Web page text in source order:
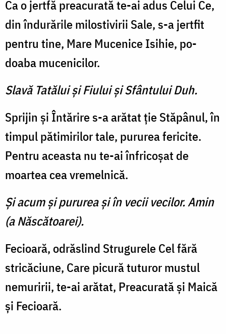
Ca o jertfă preacurată te-ai adus Celui Ce,
din îndurările milostivirii Sale, s-a jertfit
pen­tru tine, Mare Mucenice Isihie, po­
doaba mucenicilor.
Slavă Tatălui şi Fiului şi Sfântului Duh.
Sprijin şi Întărire s-a arătat ţie Stăpânul, în
timpul pătimiri­lor tale, pururea fericite.
Pentru aceasta nu te-ai înfricoşat de
moartea cea vremelnică.
Şi acum şi pururea şi în vecii vecilor. Amin
(a Născătoarei).
Fecioară, odrăslind Strugu­rele Cel fără
stricăciune, Care picură tuturor mustul
nemuri­rii, te-ai arătat, Preacurată şi Maică
şi Fecioară.